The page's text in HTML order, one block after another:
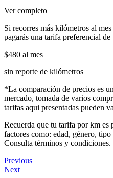
Ver completo
Si recorres más kilómetros al
pagarás una tarifa preferencial de
$480 al mes
sin reporte de kilómetros
*La comparación de precios es
mercado, tomada de varios
tarifas aqui presentadas pueden
Recuerda que tu tarifa por km es
factores como: edad, género,
Consulta términos y condiciones.
Previous
Next